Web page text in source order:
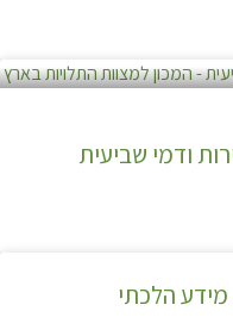
ודמי שביעית
מידע הלכתי